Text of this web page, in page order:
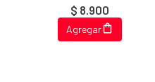
$ 8.900
Agregar